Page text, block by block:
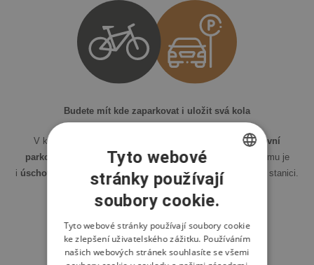
Budete mít kde zaparkovat i uložit svá kola
V každém domě se nachází
garážové stání nebo venkovní
parkování včetně elektro nabíječek. Součástí každého domu je
i úschovna pro kola , která zde pohodlně připojíte na dobíjecí stanici.
CZECH
ENGLISH
POLISH
Tyto webové
stránky používají
soubory cookie.
Tyto webové stránky používají soubory cookie
ke zlepšení uživatelského zážitku. Používáním
našich webových stránek souhlasíte se všemi